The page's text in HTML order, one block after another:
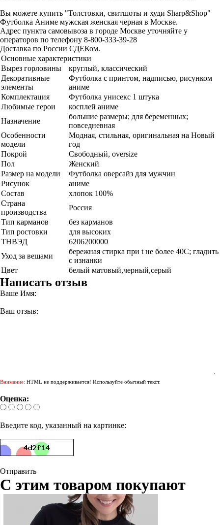
Вы можете купить "Толстовки, свитшоты и худи Sharp&Shop"
Футболка Аниме мужская женская черная в Москве.
Адрес пункта самовывоза в городе Москве уточняйте у
операторов по телефону 8-800-333-39-28
Доставка по России СДЕКом.
Основные характеристики
Вырез горловины
круглый, классический
Декоративные
элементы
Футболка с принтом, надписью, рисунком
аниме
Комплектация
Футболка унисекс 1 штука
Любимые герои
косплей аниме
Назначение
большие размеры; для беременных;
повседневная
Особенности
модели
Модная, стильная, оригинальная на Новый
год
Покрой
Свободный, oversize
Пол
Женский
Размер на модели
Футболка оверсайз для мужчин
Рисунок
аниме
Состав
хлопок 100%
Страна
производства
Россия
Тип карманов
без карманов
Тип ростовки
для высоких
ТНВЭД
6206200000
Уход за вещами
бережная стирка при t не более 40С; гладить
с изнанки
Цвет
белый матовый,черный,серый
Написать отзыв
Ваше Имя:
Ваш отзыв:
Внимание: HTML не поддерживается! Используйте обычный текст.
Оценка:
Введите код, указанный на картинке:
Отправить
С этим товаром покупают